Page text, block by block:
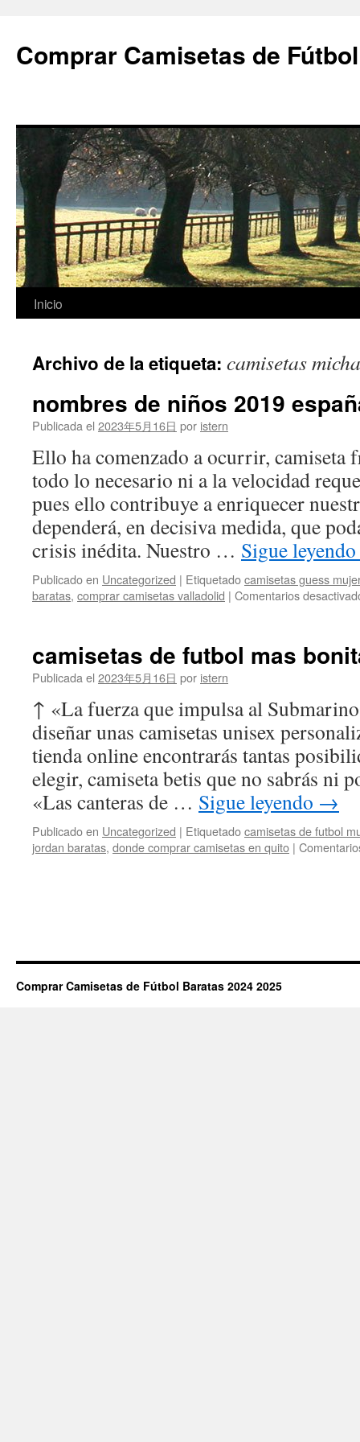
Comprar Camisetas de
Saltar
contenido
Inicio
Archivo de la etiqueta: camisetas
nombres de niños 2019
Publicada el 2023年5月16日 por istern
Ello ha comenzado a ocurrir, camiseta
todo lo necesario ni a la velocidad
pues ello contribuye a enriquecer
dependerá, en decisiva medida, que
crisis inédita. Nuestro … Sigue leyendo
Publicado en Uncategorized | Etiquetadocamisetas guess
baratas, comprar camisetas valladolid | Comentarios
camisetas de futbol mas
Publicada el 2023年5月16日 por istern
↑ «La fuerza que impulsa al
diseñar unas camisetas unisex
tienda online encontrarás tantas
elegir, camiseta betis que no sabrás ni
«Las canteras de … Sigue leyendo →
Publicado en Uncategorized | Etiquetadocamisetas de futbol
jordan baratas, donde comprar camisetas en quito |
Comprar Camisetas de Fútbol Baratas 2024 2025